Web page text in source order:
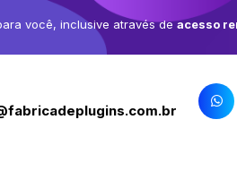
você, inclusive através deacesso